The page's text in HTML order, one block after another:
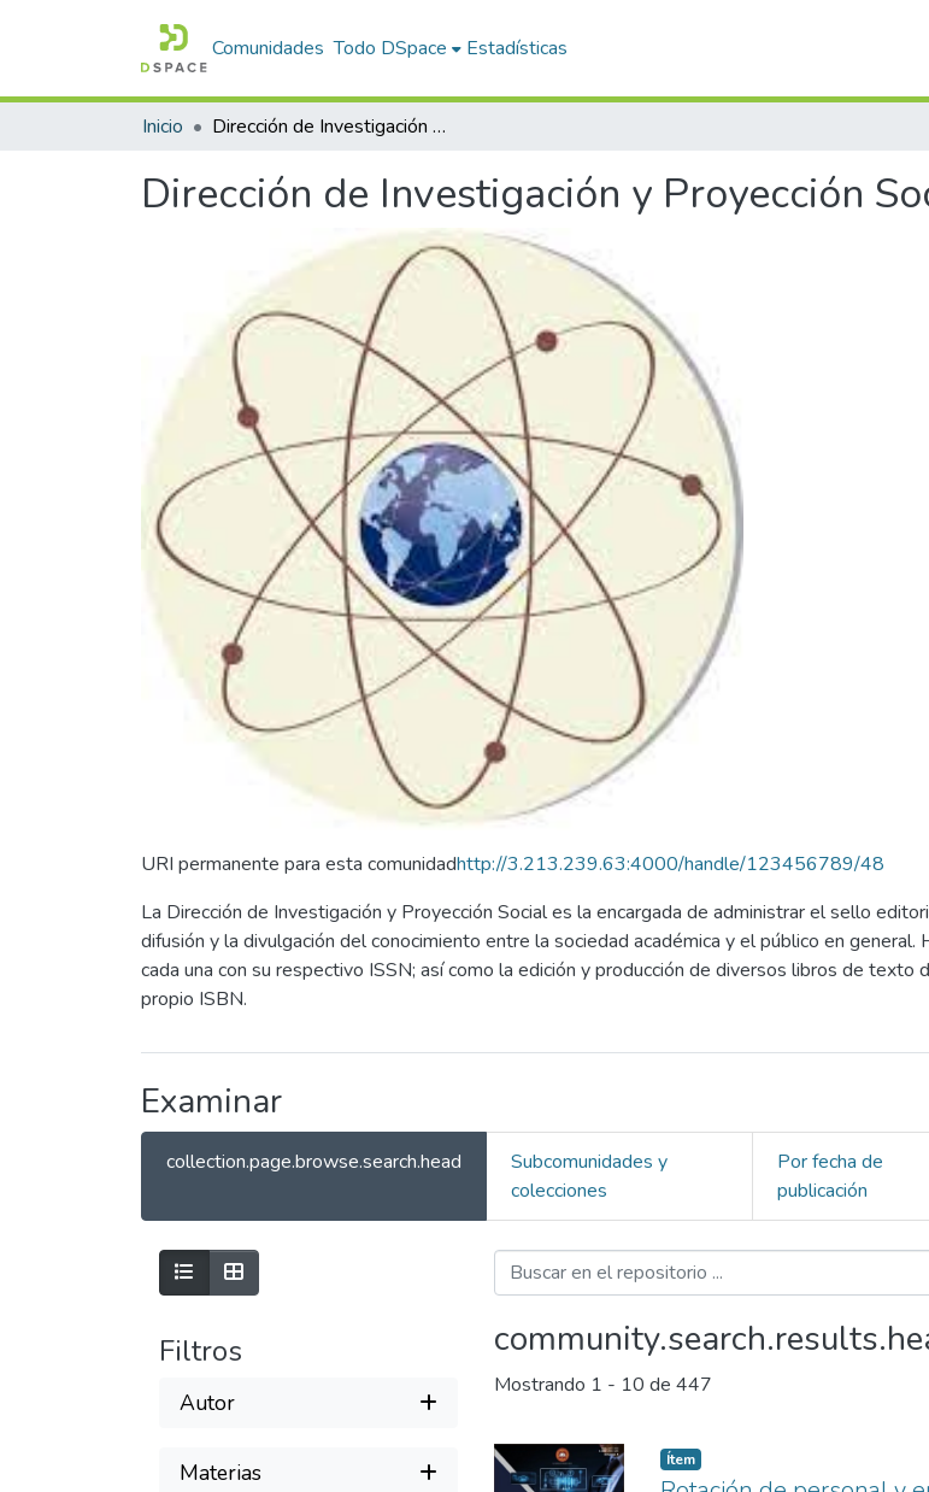
Comunidades Todo DSpace Estadísticas
Inicio Dirección de Investigación y Proyección Social
Dirección de Investigación y Proyección
URI permanente para esta comunidadhttp://3.213.239.63:4000/handle/123456789/48
La Dirección de Investigación y Proyección Social es la encargada de administrar el sello
difusión y la divulgación del conocimiento entre la sociedad académica y el público en
cada una con su respectivo ISSN; así como la edición y producción de diversos libros de
propio ISBN.
Examinar
collection.page.browse.search.head
Subcomunidades y
colecciones
Por fecha de
publicación
Filtros
Autor
Materias
Mostrando 1 - 10 de 447
Ítem